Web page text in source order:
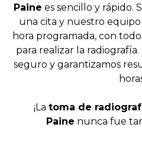
Paine es sencillo y rápido.
una cita y nuestro
hora programada, con
para realizar la
seguro y garantizamos
¡La toma de
Paine nunca fue